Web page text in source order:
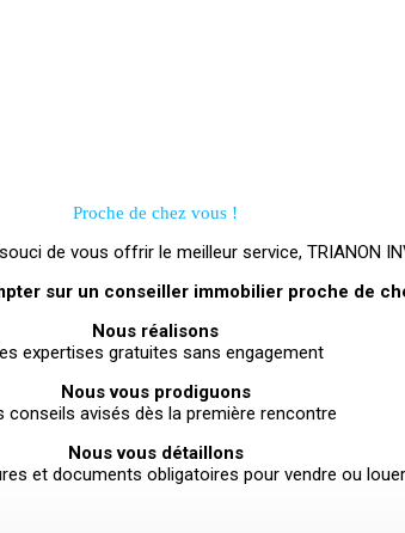
Proche de chez vous !
de vous offrir le meilleur service, TRIANON
sur un conseiller immobilier proche de
Nous réalisons
expertises gratuites sans engagement
Nous vous prodiguons
conseils avisés dès la première rencontre
Nous vous détaillons
et documents obligatoires pour vendre ou louer